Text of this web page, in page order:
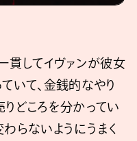
貫してイヴァンが彼女
いて、金銭的なやり
どころを分かってい
らないようにうまく